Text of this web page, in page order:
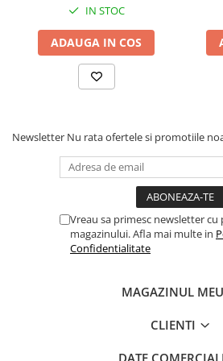
Articole hranire bebelusi
Biberoane, tetine si accesorii
Scaune de masa bebe
Suzete si accesorii
Carti pentru copii
Carti pentru Bebelusi
Balansoare copii
Casute si corturi copii
Colaci, ochelari si accesorii inot
Jucarii pentru plaja si nisip
Masinute si vehicule pentru copii
IN STOC
ADAUGA IN COS
Newsletter Nu rata ofertele si promotiile
Vreau sa primesc newsletter
magazinului. Afla mai multe in
Confidentialitate
MAGAZINUL MEU
CLIENTI
DATE